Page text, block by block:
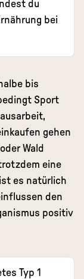
du
bei
bis
Sport
gehen
Wald
eine
es natürlich
den
positiv
Typ 1